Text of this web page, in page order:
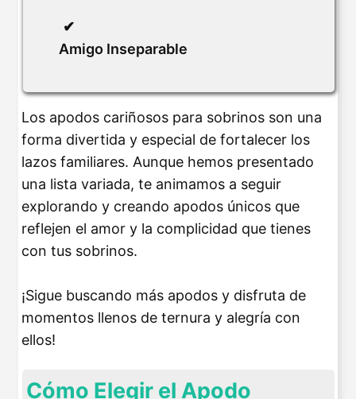
Amigo Inseparable
Los apodos cariñosos para sobrinos son una
forma divertida y especial de fortalecer los
lazos familiares. Aunque hemos presentado
una lista variada, te animamos a seguir
explorando y creando apodos únicos que
reflejen el amor y la complicidad que tienes
con tus sobrinos.
¡Sigue buscando más apodos y disfruta de
momentos llenos de ternura y alegría con
ellos!
Cómo Elegir el Apodo